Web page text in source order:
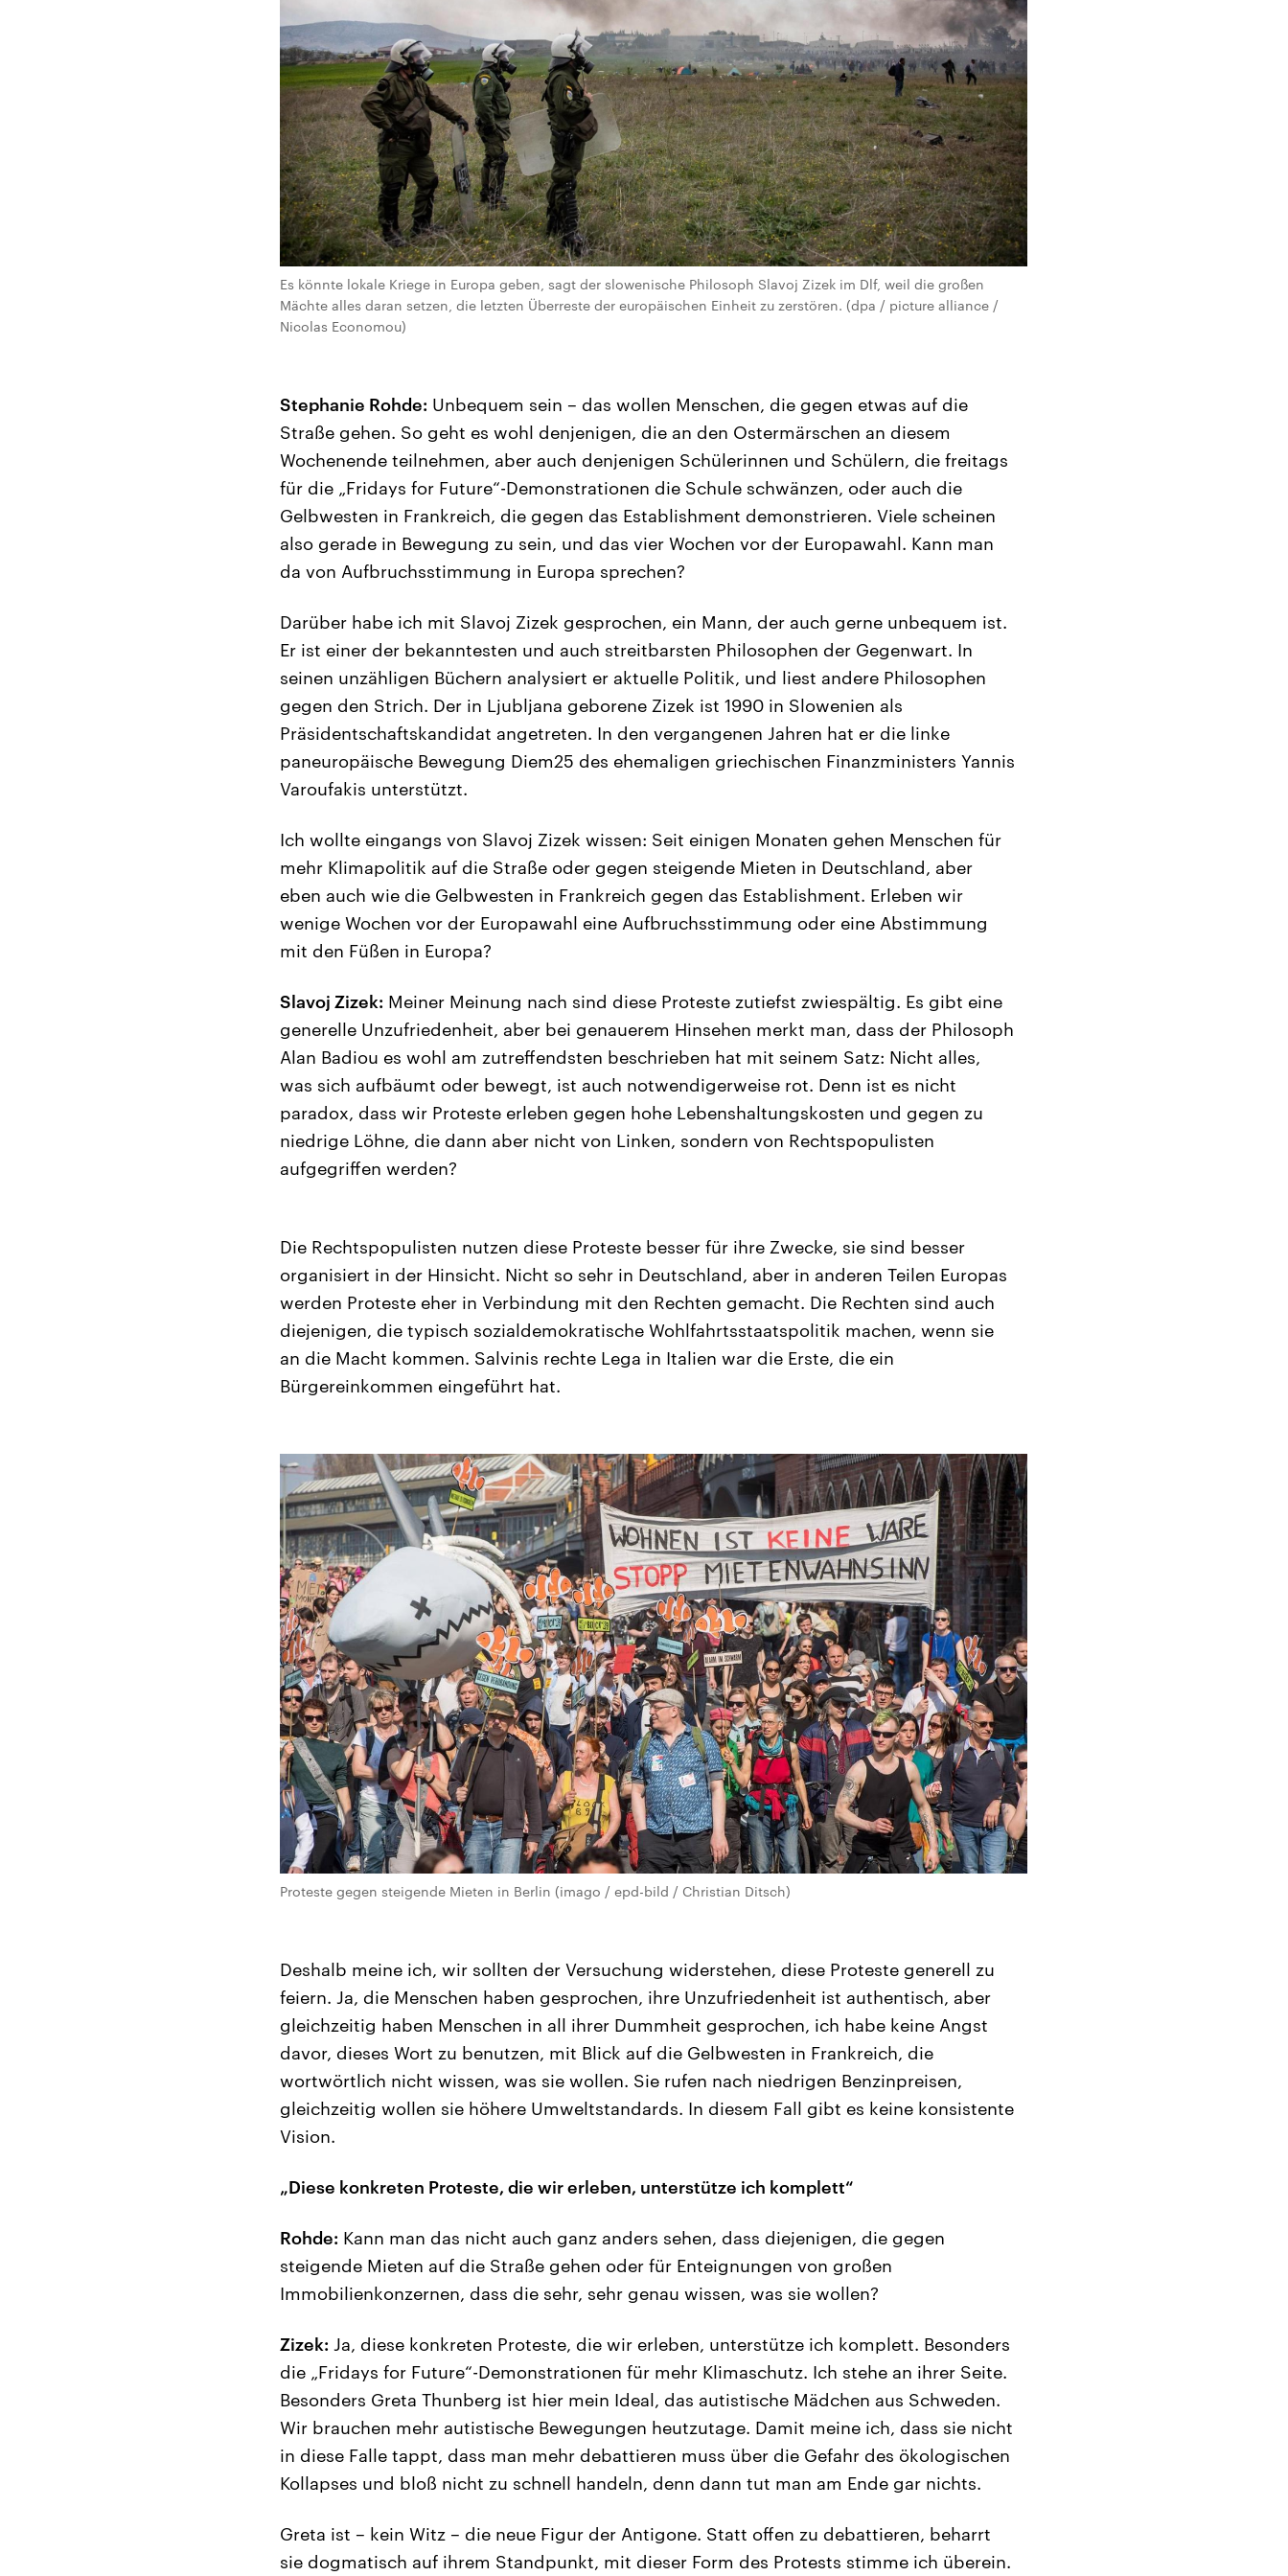
Es könnte lokale Kriege in Europa geben, sagt der slowenische Philosoph Slavoj Zizek im Dlf, weil die großen
Mächte alles daran setzen, die letzten Überreste der europäischen Einheit zu zerstören. (dpa / picture alliance /
Nicolas Economou)
Stephanie Rohde: Unbequem sein – das wollen Menschen, die gegen etwas auf die
Straße gehen. So geht es wohl denjenigen, die an den Ostermärschen an diesem
Wochenende teilnehmen, aber auch denjenigen Schülerinnen und Schülern, die freitags
für die „Fridays for Future“-Demonstrationen die Schule schwänzen, oder auch die
Gelbwesten in Frankreich, die gegen das Establishment demonstrieren. Viele scheinen
also gerade in Bewegung zu sein, und das vier Wochen vor der Europawahl. Kann man
da von Aufbruchsstimmung in Europa sprechen?
Darüber habe ich mit Slavoj Zizek gesprochen, ein Mann, der auch gerne unbequem ist.
Er ist einer der bekanntesten und auch streitbarsten Philosophen der Gegenwart. In
seinen unzähligen Büchern analysiert er aktuelle Politik, und liest andere Philosophen
gegen den Strich. Der in Ljubljana geborene Zizek ist 1990 in Slowenien als
Präsidentschaftskandidat angetreten. In den vergangenen Jahren hat er die linke
paneuropäische Bewegung Diem25 des ehemaligen griechischen Finanzministers Yannis
Varoufakis unterstützt.
Ich wollte eingangs von Slavoj Zizek wissen: Seit einigen Monaten gehen Menschen für
mehr Klimapolitik auf die Straße oder gegen steigende Mieten in Deutschland, aber
eben auch wie die Gelbwesten in Frankreich gegen das Establishment. Erleben wir
wenige Wochen vor der Europawahl eine Aufbruchsstimmung oder eine Abstimmung
mit den Füßen in Europa?
Slavoj Zizek: Meiner Meinung nach sind diese Proteste zutiefst zwiespältig. Es gibt eine
generelle Unzufriedenheit, aber bei genauerem Hinsehen merkt man, dass der Philosoph
Alan Badiou es wohl am zutreffendsten beschrieben hat mit seinem Satz: Nicht alles,
was sich aufbäumt oder bewegt, ist auch notwendigerweise rot. Denn ist es nicht
paradox, dass wir Proteste erleben gegen hohe Lebenshaltungskosten und gegen zu
niedrige Löhne, die dann aber nicht von Linken, sondern von Rechtspopulisten
aufgegriffen werden?
Die Rechtspopulisten nutzen diese Proteste besser für ihre Zwecke, sie sind besser
organisiert in der Hinsicht. Nicht so sehr in Deutschland, aber in anderen Teilen Europas
werden Proteste eher in Verbindung mit den Rechten gemacht. Die Rechten sind auch
diejenigen, die typisch sozialdemokratische Wohlfahrtsstaatspolitik machen, wenn sie
an die Macht kommen. Salvinis rechte Lega in Italien war die Erste, die ein
Bürgereinkommen eingeführt hat.
Proteste gegen steigende Mieten in Berlin (imago / epd-bild / Christian Ditsch)
Deshalb meine ich, wir sollten der Versuchung widerstehen, diese Proteste generell zu
feiern. Ja, die Menschen haben gesprochen, ihre Unzufriedenheit ist authentisch, aber
gleichzeitig haben Menschen in all ihrer Dummheit gesprochen, ich habe keine Angst
davor, dieses Wort zu benutzen, mit Blick auf die Gelbwesten in Frankreich, die
wortwörtlich nicht wissen, was sie wollen. Sie rufen nach niedrigen Benzinpreisen,
gleichzeitig wollen sie höhere Umweltstandards. In diesem Fall gibt es keine konsistente
Vision.
„Diese konkreten Proteste, die wir erleben, unterstütze ich komplett“
Rohde: Kann man das nicht auch ganz anders sehen, dass diejenigen, die gegen
steigende Mieten auf die Straße gehen oder für Enteignungen von großen
Immobilienkonzernen, dass die sehr, sehr genau wissen, was sie wollen?
Zizek: Ja, diese konkreten Proteste, die wir erleben, unterstütze ich komplett. Besonders
die „Fridays for Future“-Demonstrationen für mehr Klimaschutz. Ich stehe an ihrer Seite.
Besonders Greta Thunberg ist hier mein Ideal, das autistische Mädchen aus Schweden.
Wir brauchen mehr autistische Bewegungen heutzutage. Damit meine ich, dass sie nicht
in diese Falle tappt, dass man mehr debattieren muss über die Gefahr des ökologischen
Kollapses und bloß nicht zu schnell handeln, denn dann tut man am Ende gar nichts.
Greta ist – kein Witz – die neue Figur der Antigone. Statt offen zu debattieren, beharrt
sie dogmatisch auf ihrem Standpunkt, mit dieser Form des Protests stimme ich überein.